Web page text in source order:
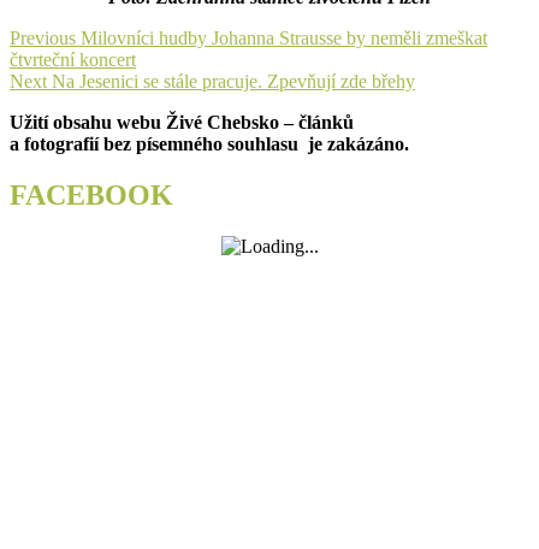
Navigace
pro
příspěvek
Previous Previous
post:
Milovníci hudby Johanna Strausse by neměli zmeškat
čtvrteční koncert
Next Next
Na Jesenici se stále pracuje. Zpevňují zde břehy
Užití obsahu webu Živé Chebsko – článků
a fotografií bez písemného souhlasu je zakázáno.
FACEBOOK